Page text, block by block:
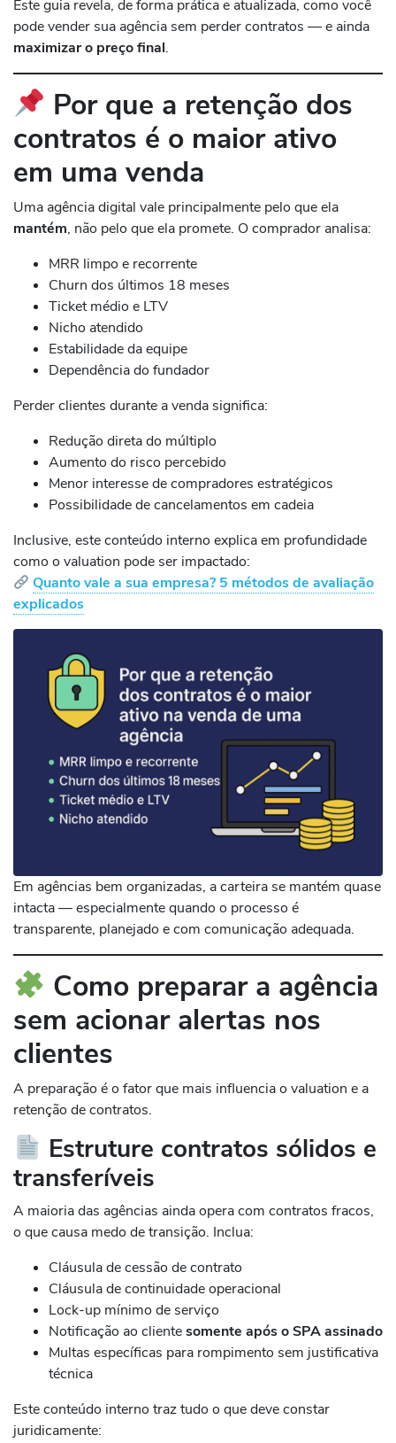
Este guia revela, de forma prática e atualizada, como você
pode vender sua agência sem perder contratos — e ainda
maximizar o preço final.
Por que a retenção dos
contratos é o maior ativo
em uma venda
Uma agência digital vale principalmente pelo que ela
mantém, não pelo que ela promete. O comprador analisa:
MRR limpo e recorrente
Churn dos últimos 18 meses
Ticket médio e LTV
Nicho atendido
Estabilidade da equipe
Dependência do fundador
Perder clientes durante a venda significa:
Redução direta do múltiplo
Aumento do risco percebido
Menor interesse de compradores estratégicos
Possibilidade de cancelamentos em cadeia
Inclusive, este conteúdo interno explica em profundidade
como o valuation pode ser impactado:
Quanto vale a sua empresa? 5 métodos de avaliação
explicados
Em agências bem organizadas, a carteira se mantém quase
intacta — especialmente quando o processo é
transparente, planejado e com comunicação adequada.
Como preparar a agência
sem acionar alertas nos
clientes
A preparação é o fator que mais influencia o valuation e a
retenção de contratos.
Estruture contratos sólidos e
transferíveis
A maioria das agências ainda opera com contratos fracos,
o que causa medo de transição. Inclua:
Cláusula de cessão de contrato
Cláusula de continuidade operacional
Lock-up mínimo de serviço
Notificação ao clientesomente após o SPA assinado
Multas específicas para rompimento sem justificativa
técnica
Este conteúdo interno traz tudo o que deve constar
juridicamente: